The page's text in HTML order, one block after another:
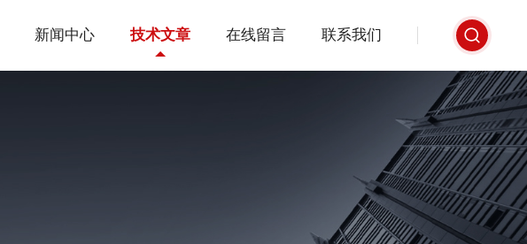
新闻中心 技术文章 在线留言 联系我们